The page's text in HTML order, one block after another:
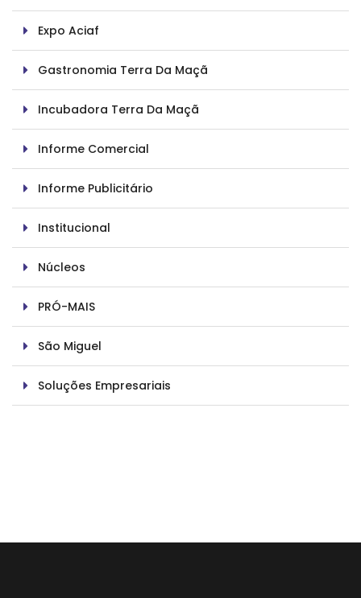
Expo Aciaf
Gastronomia Terra Da Maçã
Incubadora Terra Da Maçã
Informe Comercial
Informe Publicitário
Institucional
Núcleos
PRÓ-MAIS
São Miguel
Soluções Empresariais